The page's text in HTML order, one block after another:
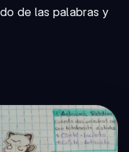
de las palabras y